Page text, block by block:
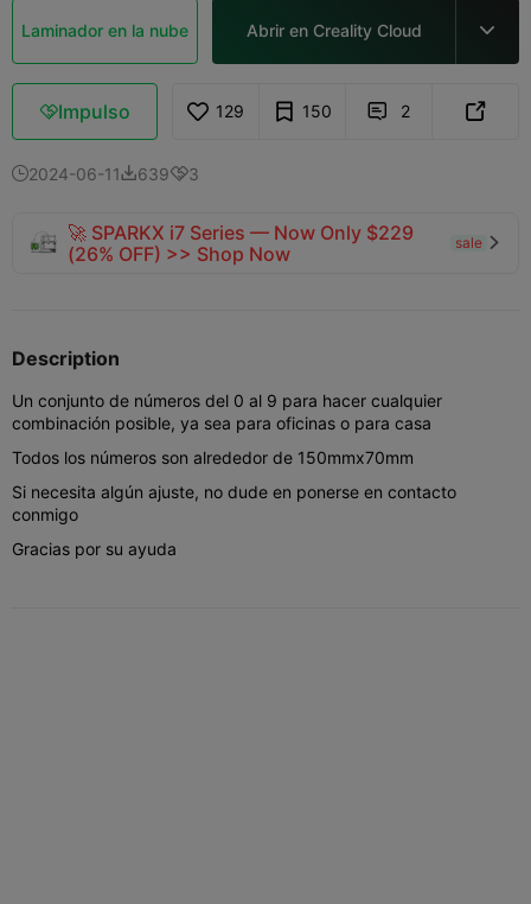
Laminador en la nube Abrir en Creality Cloud 
Impulso 129 150  2 
2024-06-116393
🚀 SPARKX i7 Series — Now Only $229
(26% OFF) >> Shop Now
sale 
Description
Un conjunto de números del 0 al 9 para hacer cualquier
combinación posible, ya sea para oficinas o para casa
Todos los números son alrededor de 150mmx70mm
Si necesita algún ajuste, no dude en ponerse en contacto
conmigo
Gracias por su ayuda